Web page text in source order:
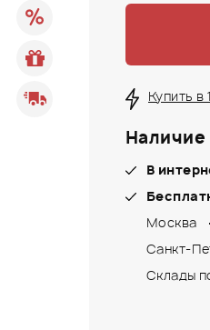
Купить в
Наличие
В
Москва
Санкт-
Склады